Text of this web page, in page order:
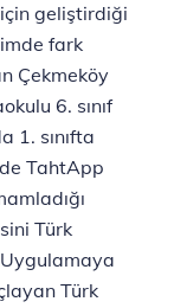
için geliştirdiği
fark
Çekmeköy
6. sınıf
1. sınıfta
TahtApp
Türk
Uygulamaya
Türk